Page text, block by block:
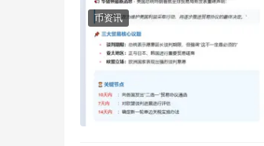
币资讯